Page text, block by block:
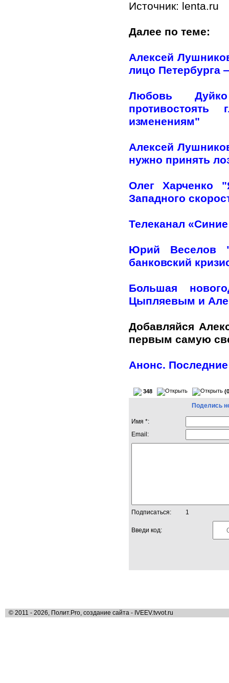
Источник: lenta.ru
Далее по теме:
Алексей
лицо Петербурга
Любовь
противостоять
изменениям"
Алексей
нужно принять
Олег Харченко
Западного
Телеканал
Юрий Веселов
банковский
Большая
Цыпляевым и
Добавляйся
первым самую
Анонс.
348
Поделись
Имя *:
Email:
Подписаться: 1
Введи код:
© 2011 - 2026, Полит.Pro, создание сайта - IVEEV.tvvot.ru